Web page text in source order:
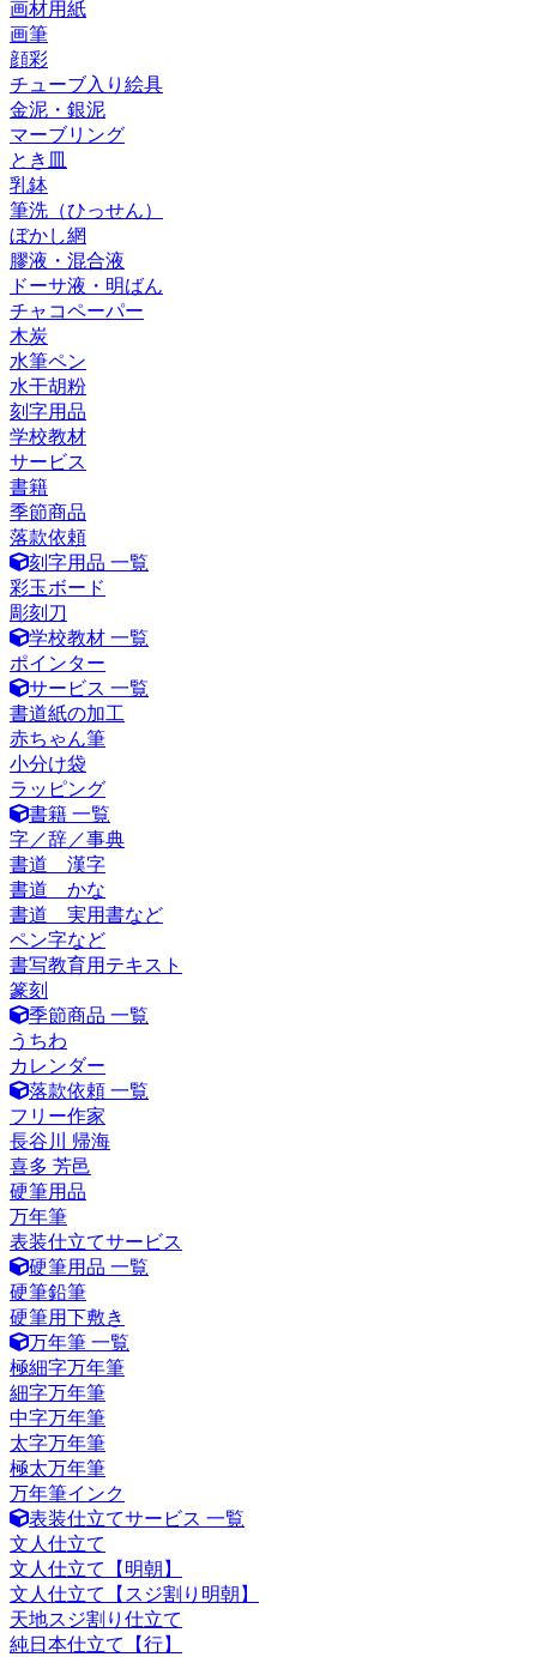
画材用紙
画筆
顔彩
チューブ入り絵具
金泥・銀泥
マーブリング
とき皿
乳鉢
筆洗（ひっせん）
ぼかし網
膠液・混合液
ドーサ液・明ばん
チャコペーパー
木炭
水筆ペン
水干胡粉
刻字用品
学校教材
サービス
書籍
季節商品
落款依頼
刻字用品 一覧
彩玉ボード
彫刻刀
学校教材 一覧
ポインター
サービス 一覧
書道紙の加工
赤ちゃん筆
小分け袋
ラッピング
書籍 一覧
字／辞／事典
書道 漢字
書道 かな
書道 実用書など
ペン字など
書写教育用テキスト
篆刻
季節商品 一覧
うちわ
カレンダー
落款依頼 一覧
フリー作家
長谷川 帰海
喜多 芳邑
硬筆用品
万年筆
表装仕立てサービス
硬筆用品 一覧
硬筆鉛筆
硬筆用下敷き
万年筆 一覧
極細字万年筆
細字万年筆
中字万年筆
太字万年筆
極太万年筆
万年筆インク
表装仕立てサービス 一覧
文人仕立て
文人仕立て【明朝】
文人仕立て【スジ割り明朝】
天地スジ割り仕立て
純日本仕立て【行】